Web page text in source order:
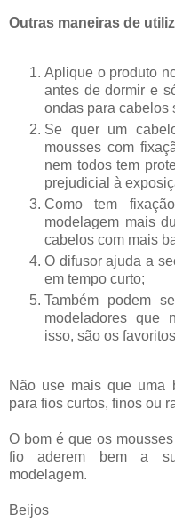
Outras maneiras de
Aplique o produto
antes de dormir e
ondas para cabelos
Se quer um
mousses com
nem todos tem
prejudicial à
Como tem
modelagem mais
cabelos com mais
O difusor ajuda a
em tempo curto;
Também podem
modeladores que
isso, são os
Não use mais que uma
para fios curtos, finos ou
O bom é que os
fio aderem bem a
modelagem.
Beijos